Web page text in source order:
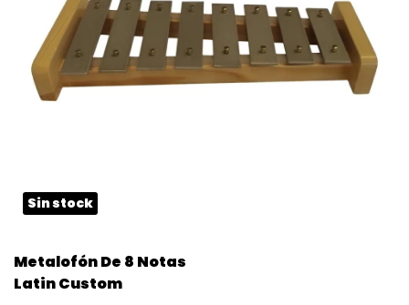
Sin stock
Metalofón De 8 Notas
Latin Custom